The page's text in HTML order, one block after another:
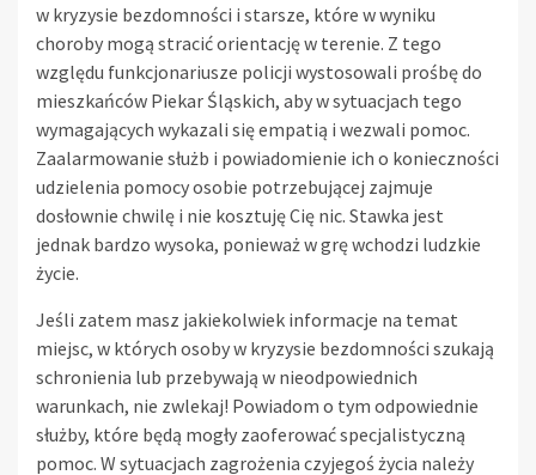
w kryzysie bezdomności i starsze, które w wyniku
choroby mogą stracić orientację w terenie. Z tego
względu funkcjonariusze policji wystosowali prośbę do
mieszkańców Piekar Śląskich, aby w sytuacjach tego
wymagających wykazali się empatią i wezwali pomoc.
Zaalarmowanie służb i powiadomienie ich o konieczności
udzielenia pomocy osobie potrzebującej zajmuje
dosłownie chwilę i nie kosztuję Cię nic. Stawka jest
jednak bardzo wysoka, ponieważ w grę wchodzi ludzkie
życie.
Jeśli zatem masz jakiekolwiek informacje na temat
miejsc, w których osoby w kryzysie bezdomności szukają
schronienia lub przebywają w nieodpowiednich
warunkach, nie zwlekaj! Powiadom o tym odpowiednie
służby, które będą mogły zaoferować specjalistyczną
pomoc. W sytuacjach zagrożenia czyjegoś życia należy